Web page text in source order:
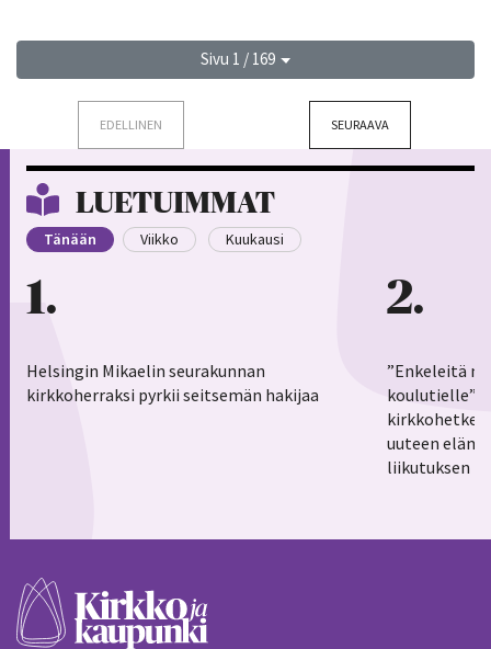
Sivu 1 / 169
EDELLINEN SEURAAVA
LUETUIMMAT
Tänään Viikko Kuukausi
1
Helsingin Mikaelin seurakunnan
kirkkoherraksi pyrkii seitsemän hakijaa
2
”Enkeleitä
koulutielle”–
uuteen
liikutuksen